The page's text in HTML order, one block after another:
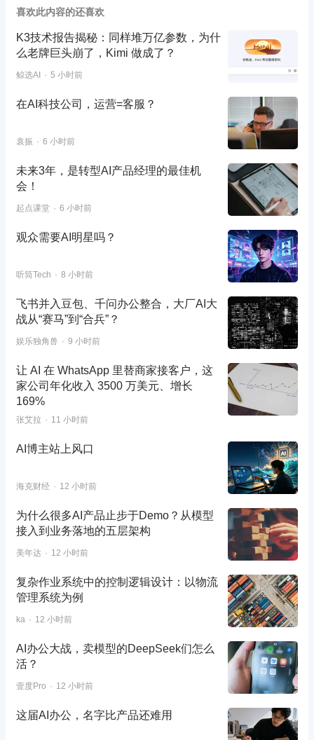
喜欢此内容的还喜欢
K3技术报告揭秘：同样堆万亿参数，为什
么老牌巨头崩了，Kimi 做成了？
鲸选AI 5 小时前
在AI科技公司，运营=客服？
袁振 6 小时前
未来3年，是转型AI产品经理的最佳机
会！
起点课堂 6 小时前
观众需要AI明星吗？
听筒Tech 8 小时前
飞书并入豆包、千问办公整合，大厂AI大
战从“赛马”到“合兵”？
娱乐独角兽 9 小时前
让 AI 在 WhatsApp 里替商家接客户，这
家公司年化收入 3500 万美元、增长
169%
张艾拉 11 小时前
AI博主站上风口
海克财经 12 小时前
为什么很多AI产品止步于Demo？从模型
接入到业务落地的五层架构
美年达 12 小时前
复杂作业系统中的控制逻辑设计：以物流
管理系统为例
ka 12 小时前
AI办公大战，卖模型的DeepSeek们怎么
活？
壹度Pro 12 小时前
这届AI办公，名字比产品还难用